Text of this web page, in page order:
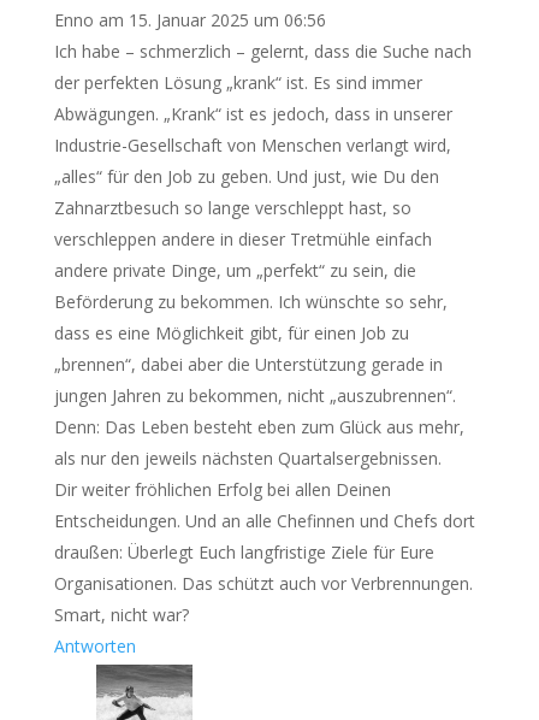
Enno am 15. Januar 2025 um 06:56
Ich habe – schmerzlich – gelernt, dass die Suche nach
der perfekten Lösung „krank“ ist. Es sind immer
Abwägungen. „Krank“ ist es jedoch, dass in unserer
Industrie-Gesellschaft von Menschen verlangt wird,
„alles“ für den Job zu geben. Und just, wie Du den
Zahnarztbesuch so lange verschleppt hast, so
verschleppen andere in dieser Tretmühle einfach
andere private Dinge, um „perfekt“ zu sein, die
Beförderung zu bekommen. Ich wünschte so sehr,
dass es eine Möglichkeit gibt, für einen Job zu
„brennen“, dabei aber die Unterstützung gerade in
jungen Jahren zu bekommen, nicht „auszubrennen“.
Denn: Das Leben besteht eben zum Glück aus mehr,
als nur den jeweils nächsten Quartalsergebnissen.
Dir weiter fröhlichen Erfolg bei allen Deinen
Entscheidungen. Und an alle Chefinnen und Chefs dort
draußen: Überlegt Euch langfristige Ziele für Eure
Organisationen. Das schützt auch vor Verbrennungen.
Smart, nicht war?
Antworten